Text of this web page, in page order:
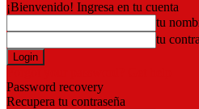
¡Bienvenido! Ingresa en tu cuenta
tu
tu
Password recovery
Recupera tu contraseña